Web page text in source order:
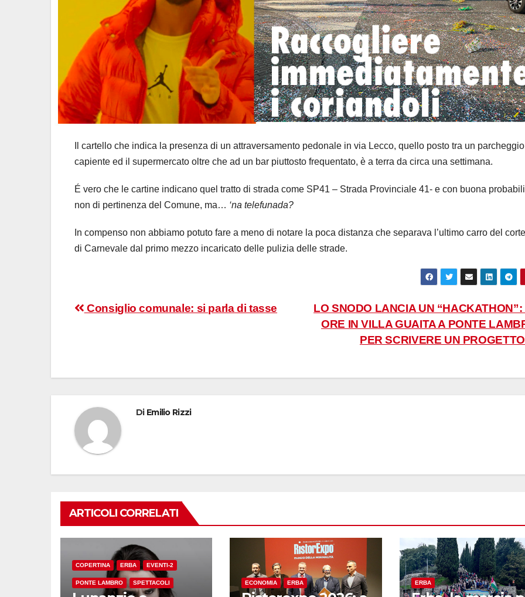
Il cartello che indica la presenza di un attraversamento pedonale in via Lecco, quello posto tra un parcheggio
capiente ed il supermercato oltre che ad un bar piuttosto frequentato, è a terra da circa una settimana.
É vero che le cartine indicano quel tratto di strada come SP41 – Strada Provinciale 41- e con buona
non di pertinenza del Comune, ma… ‘na telefunada?
In compenso non abbiamo potuto fare a meno di notare la poca distanza che separava l’ultimo carro del
di Carnevale dal primo mezzo incaricato delle pulizia delle strade.
Navigazione
LO SNODO LANCIA UN “HACKATHON”:
ORE IN VILLA GUAITA A PONTE
PER SCRIVERE UN
Consiglio comunale: si parla di tasse
Di Emilio Rizzi
ARTICOLI CORRELATI
COPERTINA ERBA EVENTI-2
PONTE LAMBRO SPETTACOLI ECONOMIA ERBA ERBA